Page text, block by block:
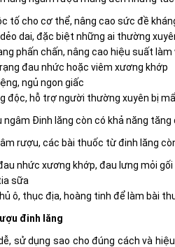
tố cho cơ thể, nâng cao sức đề
dai, đặc biệt những ai thường
phấn chấn, nâng cao hiệu suất làm
đau nhức hoặc viêm xương khớp
ngủ ngon giấc
độc, hỗ trợ người thường xuyên bị
Đinh lăng còn có khả năng
rượu, các bài thuốc từ đinh lăng
nhức xương khớp, đau lưng mỏi gối
sữa
ô, thục địa, hoàng tinh để làm bài
đinh lăng
sử dụng sao cho đúng cách và